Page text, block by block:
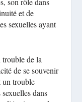
et de
sexuelles ayant
trouble de la
de se souvenir
un trouble
dans